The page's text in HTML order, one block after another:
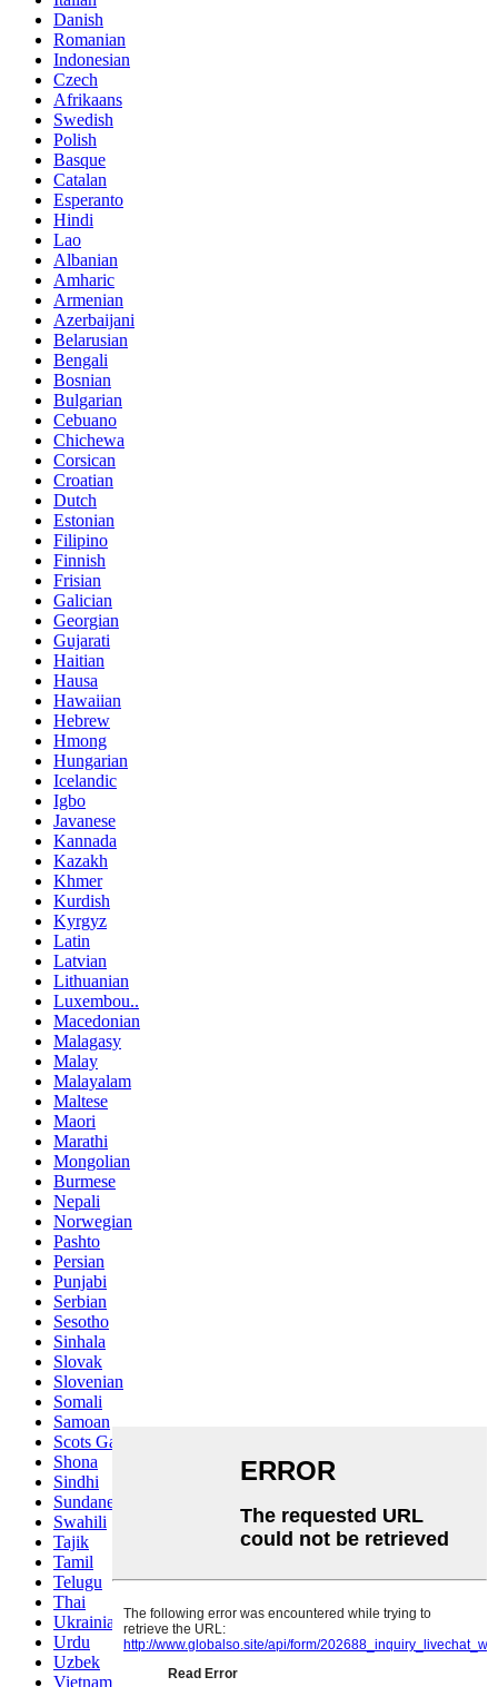
Danish
Romanian
Indonesian
Czech
Afrikaans
Swedish
Polish
Basque
Catalan
Esperanto
Hindi
Lao
Albanian
Amharic
Armenian
Azerbaijani
Belarusian
Bengali
Bosnian
Bulgarian
Cebuano
Chichewa
Corsican
Croatian
Dutch
Estonian
Filipino
Finnish
Frisian
Galician
Georgian
Gujarati
Haitian
Hausa
Hawaiian
Hebrew
Hmong
Hungarian
Icelandic
Igbo
Javanese
Kannada
Kazakh
Khmer
Kurdish
Kyrgyz
Latin
Latvian
Lithuanian
Luxembou..
Macedonian
Malagasy
Malay
Malayalam
Maltese
Maori
Marathi
Mongolian
Burmese
Nepali
Norwegian
Pashto
Persian
Punjabi
Serbian
Sesotho
Sinhala
Slovak
Slovenian
Somali
Samoan
Scots Gaelic
Shona
Sindhi
Sundanese
Swahili
Tajik
Tamil
Telugu
Thai
Ukrainian
Urdu
Uzbek
Vietnamese